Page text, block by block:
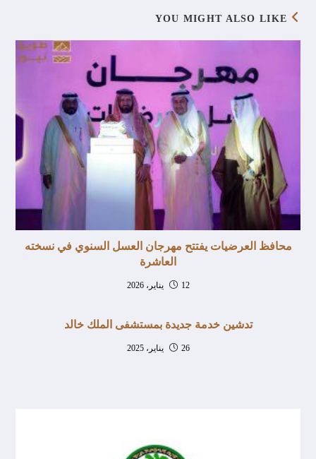
YOU MIGHT ALSO LIKE
محافظ العرضيات يفتتح مهرجان العسل السنوي في نسخته
العاشرة
12 يناير، 2026
تدشين خدمة جديدة بمستشفى الملك خالد
26 يناير، 2025